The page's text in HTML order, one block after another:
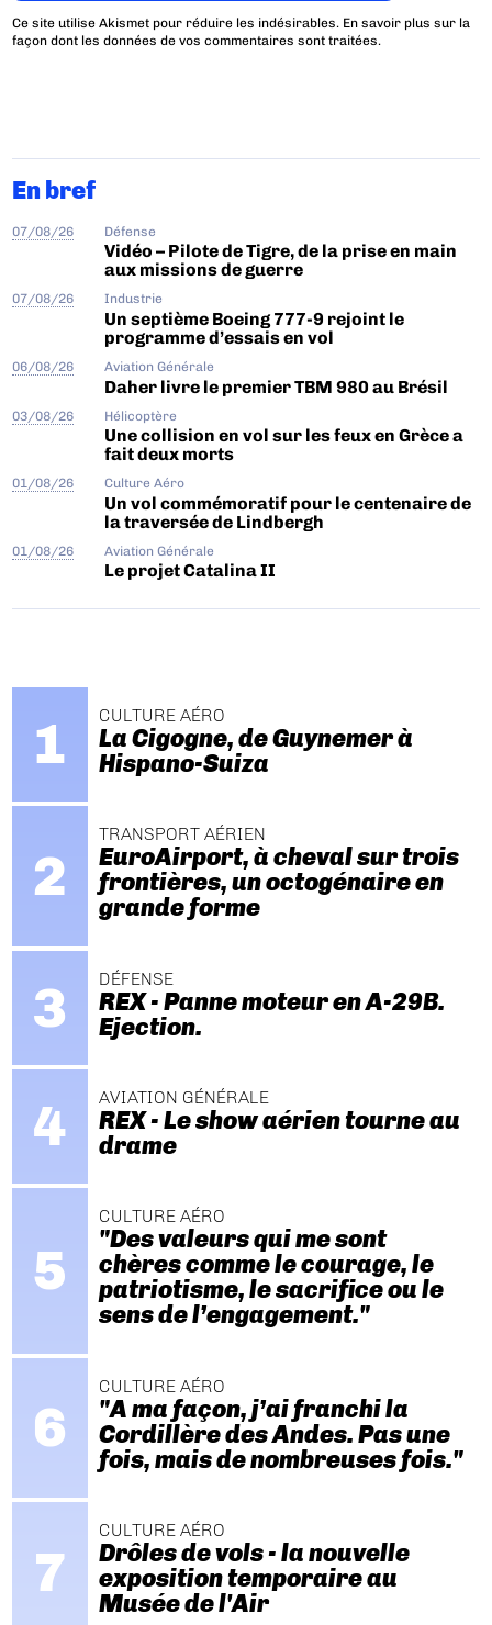
Ce site utilise Akismet pour réduire les indésirables. En savoir plus sur la
façon dont les données de vos commentaires sont traitées.
En bref
07/08/26 Défense
Vidéo – Pilote de Tigre, de la prise en main
aux missions de guerre
07/08/26 Industrie
Un septième Boeing 777-9 rejoint le
programme d’essais en vol
06/08/26 Aviation Générale
Daher livre le premier TBM 980 au Brésil
03/08/26 Hélicoptère
Une collision en vol sur les feux en Grèce a
fait deux morts
01/08/26 Culture Aéro
Un vol commémoratif pour le centenaire de
la traversée de Lindbergh
01/08/26 Aviation Générale
Le projet Catalina II
CULTURE AÉRO
La Cigogne, de Guynemer à
Hispano-Suiza
TRANSPORT AÉRIEN
EuroAirport, à cheval sur trois
frontières, un octogénaire en
grande forme
DÉFENSE
REX - Panne moteur en A-29B.
Ejection.
AVIATION GÉNÉRALE
REX - Le show aérien tourne au
drame
CULTURE AÉRO
"Des valeurs qui me sont
chères comme le courage, le
patriotisme, le sacrifice ou le
sens de l’engagement."
CULTURE AÉRO
"A ma façon, j’ai franchi la
Cordillère des Andes. Pas une
fois, mais de nombreuses fois."
CULTURE AÉRO
Drôles de vols - la nouvelle
exposition temporaire au
Musée de l'Air